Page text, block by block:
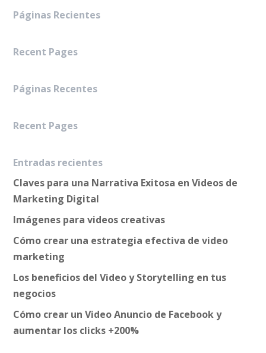
Páginas Recientes
Recent Pages
Páginas Recentes
Recent Pages
Entradas recientes
Claves para una Narrativa Exitosa en Videos de
Marketing Digital
Imágenes para videos creativas
Cómo crear una estrategia efectiva de video
marketing
Los beneficios del Video y Storytelling en tus
negocios
Cómo crear un Video Anuncio de Facebook y
aumentar los clicks +200%